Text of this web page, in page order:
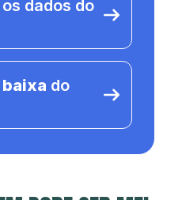
os dados do
baixa do